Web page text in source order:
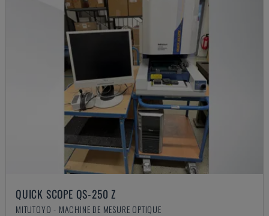
QUICK SCOPE QS-250 Z
MITUTOYO - MACHINE DE MESURE OPTIQUE